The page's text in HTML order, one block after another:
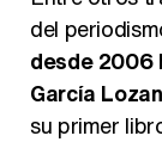
del
desde 2006
García
su primer